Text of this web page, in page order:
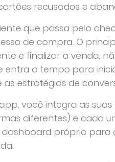
recusados e
que passa pelo
de compra. O
e finalizar a venda,
entra o tempo para
as estratégias de
você integra as
diferentes) e cada
próprio para